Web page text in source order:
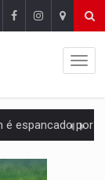
após colombiana furtar
produtividade e rotina